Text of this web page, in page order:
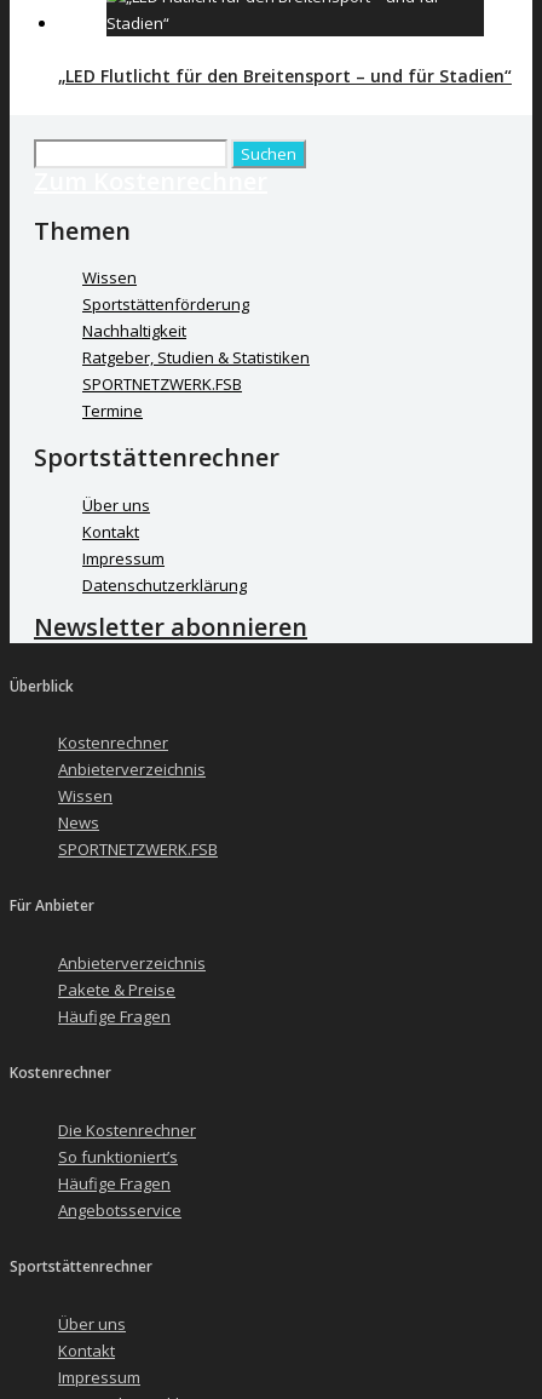
„LED Flutlicht für den Breitensport – und für Stadien“
Themen
Wissen
Sportstättenförderung
Nachhaltigkeit
Ratgeber, Studien & Statistiken
SPORTNETZWERK.FSB
Termine
Sportstättenrechner
Über uns
Kontakt
Impressum
Datenschutzerklärung
Newsletter abonnieren
Überblick
Kostenrechner
Anbieterverzeichnis
Wissen
News
SPORTNETZWERK.FSB
Für Anbieter
Anbieterverzeichnis
Pakete & Preise
Häufige Fragen
Kostenrechner
Die Kostenrechner
So funktioniert’s
Häufige Fragen
Angebotsservice
Sportstättenrechner
Über uns
Kontakt
Impressum